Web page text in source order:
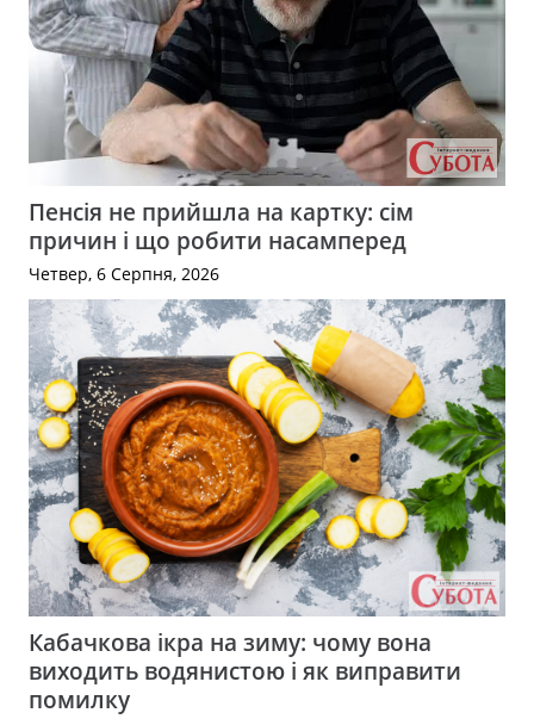
Пенсія не прийшла на картку: сім
причин і що робити насамперед
Четвер, 6 Серпня, 2026
Кабачкова ікра на зиму: чому вона
виходить водянистою і як виправити
помилку